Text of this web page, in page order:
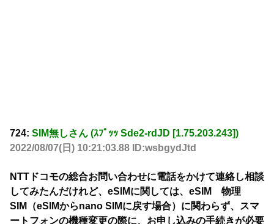
724: SIM無しさん (ｽﾌﾟｯｯ Sde2-rdJD [1.75.203.243])
2022/08/07(日) 10:21:03.88 ID:wsbgydJtd
NTTドコモの総合お問い合わせに電話をかけて連絡し相談
してみたんだけれど、eSIMに関しては、eSIM 物理
SIM（eSIMからnano SIMに戻す場合）に関わらず、スマ
ートフォンの機種変更の際に、お申し込みの手続きが必要